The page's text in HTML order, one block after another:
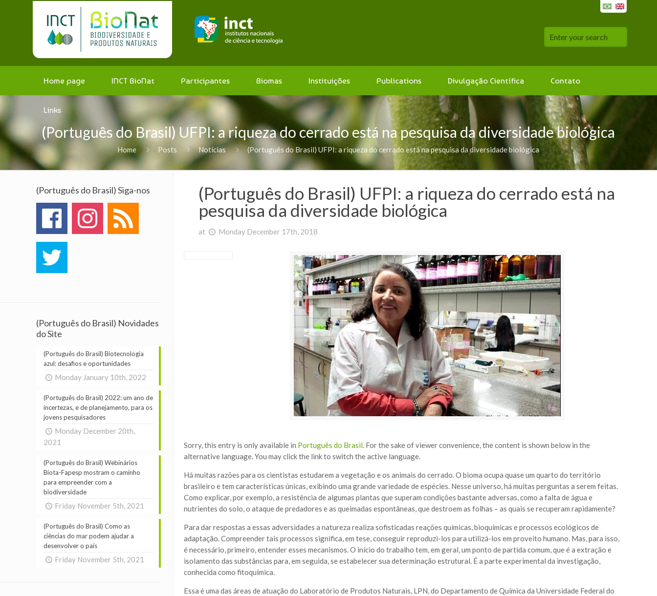
Home page INCT BioNat Participantes Biomas Instituições Publications Divulgação Científica Contato
Links
(Português do Brasil) UFPI: a riqueza do cerrado está na pesquisa da diversidade biológica
Home Posts Notícias (Português do Brasil) UFPI: a riqueza do cerrado está na pesquisa da diversidade biológica
(Português do Brasil) UFPI: a riqueza do cerrado está na
pesquisa da diversidade biológica
at Monday December 17th, 2018
Sorry, this entry is only available in Português do Brasil. For the sake of viewer convenience, the content is shown below in the
alternative language. You may click the link to switch the active language.
Há muitas razões para os cientistas estudarem a vegetação e os animais do cerrado. O bioma ocupa quase um quarto do território
brasileiro e tem características únicas, exibindo uma grande variedade de espécies. Nesse universo, há muitas perguntas a serem feitas.
Como explicar, por exemplo, a resistência de algumas plantas que superam condições bastante adversas, como a falta de água e
nutrientes do solo, o ataque de predadores e as queimadas espontâneas, que destroem as folhas – as quais se recuperam rapidamente?
Para dar respostas a essas adversidades a natureza realiza sofisticadas reações químicas, bioquímicas e processos ecológicos de
adaptação. Compreender tais processos significa, em tese, conseguir reproduzi-los para utilizá-los em proveito humano. Mas, para isso,
é necessário, primeiro, entender esses mecanismos. O início do trabalho tem, em geral, um ponto de partida comum, que é a extração e
isolamento das substâncias para, em seguida, se estabelecer sua determinação estrutural. É a parte experimental da investigação,
conhecida como fitoquímica.
Essa é uma das áreas de atuação do Laboratório de Produtos Naturais, LPN, do Departamento de Química da Universidade Federal do
(Português do Brasil) Siga-nos
(Português do Brasil) Novidades
do Site
(Português do Brasil) Biotecnologia
azul: desafios e oportunidades
Monday January 10th, 2022
(Português do Brasil) 2022: um ano de
incertezas, e de planejamento, para os
jovens pesquisadores
Monday December 20th,
2021
(Português do Brasil) Webinários
Biota-Fapesp mostram o caminho
para empreender com a
biodiversidade
Friday November 5th, 2021
(Português do Brasil) Como as
ciências do mar podem ajudar a
desenvolver o país
Friday November 5th, 2021